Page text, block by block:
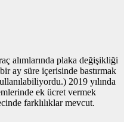
alımlarında plaka değişikliği
ay süre içerisinde bastırmak
2019 yılında
ek ücret vermek
farklılıklar mevcut.